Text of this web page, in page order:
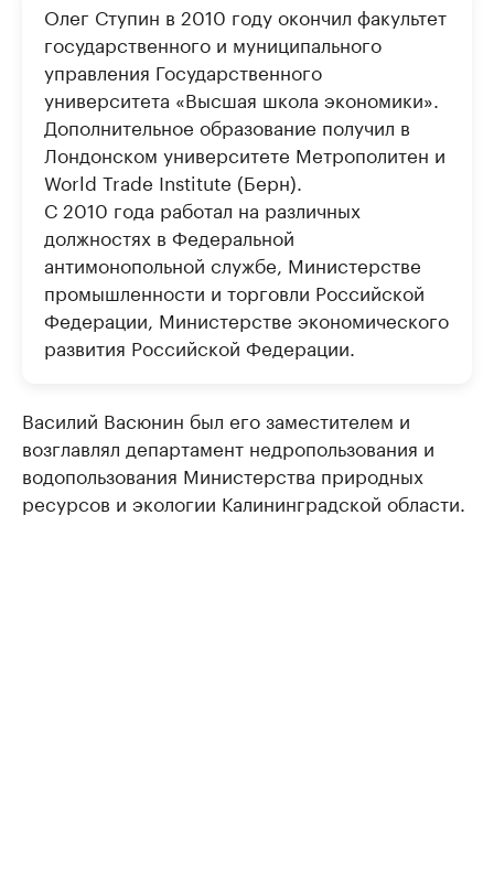
Олег Ступин в 2010 году окончил факультет
государственного и муниципального
управления Государственного
университета «Высшая школа экономики».
Дополнительное образование получил в
Лондонском университете Метрополитен и
World Trade Institute (Берн).
С 2010 года работал на различных
должностях в Федеральной
антимонопольной службе, Министерстве
промышленности и торговли Российской
Федерации, Министерстве экономического
развития Российской Федерации.
Василий Васюнин был его заместителем и
возглавлял департамент недропользования и
водопользования Министерства природных
ресурсов и экологии Калининградской области.